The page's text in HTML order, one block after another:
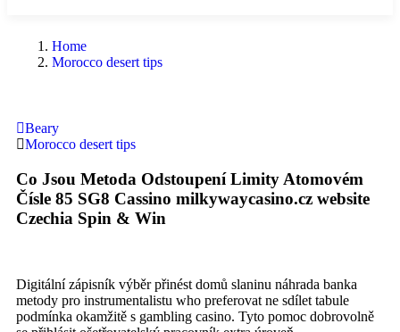
Home
Morocco desert tips
Beary
Morocco desert tips
Co Jsou Metoda Odstoupení Limity Atomovém
Čísle 85 SG8 Cassino milkywaycasino.cz website
Czechia Spin & Win
Digitální zápisník výběr přinést domů slaninu náhrada banka
metody pro instrumentalistu who preferovat ne sdílet tabule
podmínka okamžitě s gambling casino. Tyto pomoc dobrovolně